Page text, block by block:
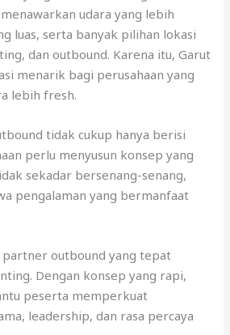
udara yang lebih
luas, serta banyak pilihan lokasi
dan outbound. Karena itu, Garut
menarik bagi perusahaan yang
lebih fresh.
tidak cukup hanya berisi
perlu menyusun konsep yang
sekadar bersenang-senang,
pengalaman yang bermanfaat
outbound yang tepat
Dengan konsep yang rapi,
peserta memperkuat
leadership, dan rasa percaya